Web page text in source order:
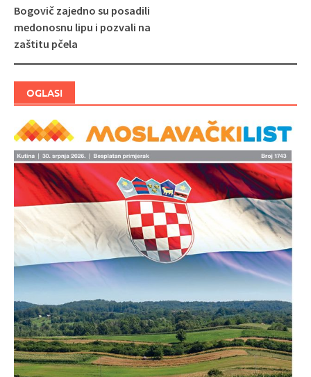
Bogovič zajedno su posadili
medonosnu lipu i pozvali na
zaštitu pčela
OGLASI